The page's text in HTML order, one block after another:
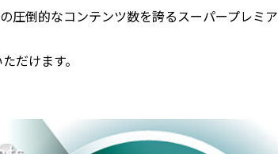
圧倒的なコンテンツ数を誇るスーパープレミ
だけます。